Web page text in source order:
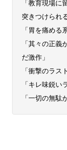
「教育現場
突きつけられ
「胃を痛める
「其々の正
だ激作」
「衝撃のラス
「キレ味鋭い
「一切の無駄